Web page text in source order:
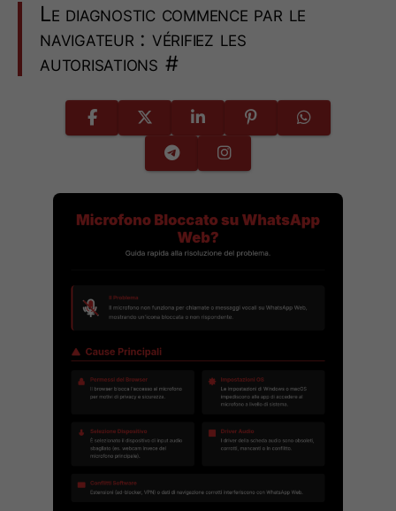
Le diagnostic commence par le
navigateur : vérifiez les
autorisations #